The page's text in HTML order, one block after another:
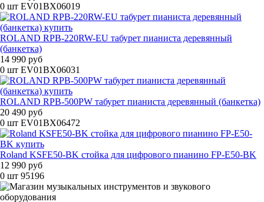
0 шт EV01BX06019
ROLAND RPB-220RW-EU табурет пианиста деревянный
(банкетка)
14 990 руб
0 шт EV01BX06031
ROLAND RPB-500PW табурет пианиста деревянный (банкетка)
20 490 руб
0 шт EV01BX06472
Roland KSFE50-BK стойка для цифрового пианино FP-E50-BK
12 990 руб
0 шт 95196